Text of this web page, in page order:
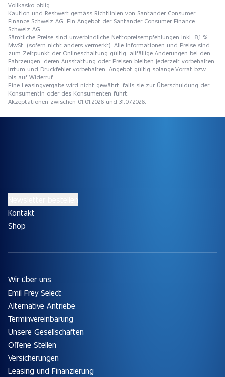
Vollkasko oblig.
Kaution und Restwert gemäss Richtlinien von Santander Consumer
Finance Schweiz AG. Ein Angebot der Santander Consumer Finance
Schweiz AG.
Sämtliche Preise sind unverbindliche Nettopreisempfehlungen inkl. 8,1 %
MwSt. (sofern nicht anders vermerkt). Alle Informationen und Preise sind
zum Zeitpunkt der Onlineschaltung gültig, allfällige Änderungen bei den
Fahrzeugen, deren Ausstattung oder Preisen bleiben jederzeit vorbehalten.
Irrtum und Druckfehler vorbehalten. Angebot gültig solange Vorrat bzw.
bis auf Widerruf.
Eine Leasingvergabe wird nicht gewährt, falls sie zur Überschuldung der
Konsumentin oder des Konsumenten führt.
Akzeptationen zwischen 01.01.2026 und 31.07.2026.
Kontakt
Shop
Wir über uns
Emil Frey Select
Alternative Antriebe
Terminvereinbarung
Unsere Gesellschaften
Offene Stellen
Versicherungen
Leasing und Finanzierung